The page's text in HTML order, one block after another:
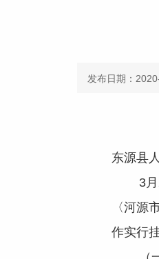
发布日期：
东源县
3月28
〈河源
作实行